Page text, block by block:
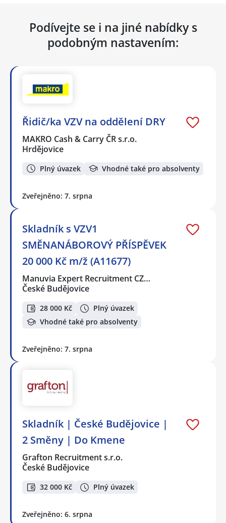
Podívejte se i na jiné nabídky s
podobným nastavením:
Řidič/ka VZV na oddělení DRY
MAKRO Cash & Carry ČR s.r.o.
Hrdějovice
Plný úvazek Vhodné také pro absolventy
Zveřejněno: 7. srpna
Skladník s VZV1
SMĚNANÁBOROVÝ PŘÍSPĚVEK
20 000 Kč m/ž (A11677)
Manuvia Expert Recruitment CZ…
České Budějovice
28 000 Kč
Plný úvazek
Vhodné také pro absolventy
Zveřejněno: 7. srpna
Skladník | České Budějovice |
2 Směny | Do Kmene
Grafton Recruitment s.r.o.
České Budějovice
32 000 Kč Plný úvazek
Zveřejněno: 6. srpna